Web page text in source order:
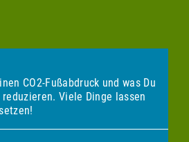
CO2-Fußabdruck und was Du
Viele Dinge lassen